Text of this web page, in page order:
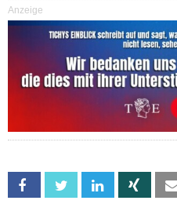
Anzeige
Facebook Twitter Linkedin Xing